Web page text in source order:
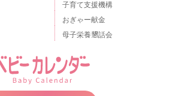
子育て支援機構
おぎゃー献金
母子栄養懇話会